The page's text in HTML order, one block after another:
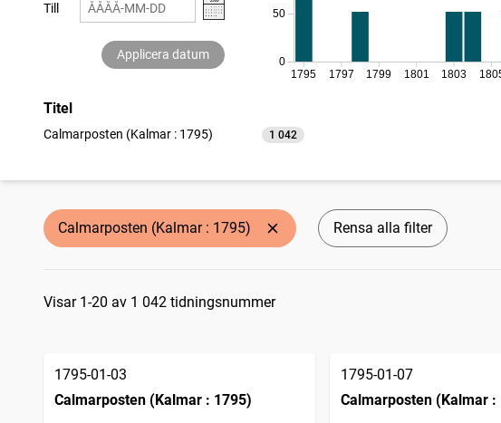
Till
Applicera datum
0
50
1795 1797 1799 1801 1803
Titel
Calmarposten (Kalmar : 1795) 1 042
träffar
Calmarposten (Kalmar : 1795) Rensa alla filter
Sökresultat
Visar 1-20 av 1 042 tidningsnummer
1795-01-03
Calmarposten (Kalmar : 1795)
1795-01-07
Calmarposten (Kalmar :